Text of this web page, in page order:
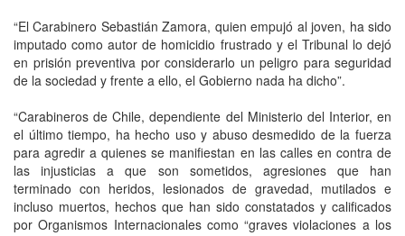
“El Carabinero Sebastián Zamora, quien empujó al joven, ha sido
imputado como autor de homicidio frustrado y el Tribunal lo dejó
en prisión preventiva por considerarlo un peligro para seguridad
de la sociedad y frente a ello, el Gobierno nada ha dicho”.
“Carabineros de Chile, dependiente del Ministerio del Interior, en
el último tiempo, ha hecho uso y abuso desmedido de la fuerza
para agredir a quienes se manifiestan en las calles en contra de
las injusticias a que son sometidos, agresiones que han
terminado con heridos, lesionados de gravedad, mutilados e
incluso muertos, hechos que han sido constatados y calificados
por Organismos Internacionales como “graves violaciones a los